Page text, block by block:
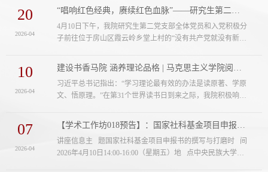
行集中研讨、逐份打磨，孟凡东教授、狄鸿旭和王冬丽副教
授，结合自身丰富的申报与评审经验，从选题凝练、论证逻
辑、创新点提炼、研究设计等多个维度，提出修改优化建
议，帮助申报教师进一步完善申报书内容、优化整体框架。
20
2026-04
“唱响红色经典，赓续红色血脉”——研究生第二党支部赴“没有共产党就没有新中国...
4月10日下午，我院研究生第二党支部全体党员和入党积极分
子前往位于房山区霞云岭乡堂上村的“没有共产党就没有新中
题党日活动，学院党政办公室主任谢飞老师、团委书记李剑
章老师参加此次活动。在讲解员的带领下，大家依次参观了
纪念馆主展厅和词曲创作旧址，深入了解了1943年曹火星在
此创作歌曲《没有共产党就没有新中国》的历史背景以及它
10
2026-04
建设书香马院 涵养理论品格 | 马克思主义学院阅读推广活动掠影
习近平总书记指出：“学习理论最有效的办法是读原著、学原
文、悟原理。”在第31个世界读书日到来之际，我院积极响应
化阅读育人实践，着力将经典阅读融入学生理论学习、学术
训练和成长成才全过程。通过不断丰富阅读活动载体，拓展
阅读推广平台，我院持续推动马克思主义经典与中华优秀传
统文化经典相互贯通、相得益彰，努力在书香校园建设中展
07
2026-04
【学术工作坊018预告】：国家社科基金项目申报书的撰写与打磨
讲座信息主 题国家社科基金项目申报书的撰写与打磨时 间
2026年4月10日14:00-16:00（星期五）地 点中央民族大学丰